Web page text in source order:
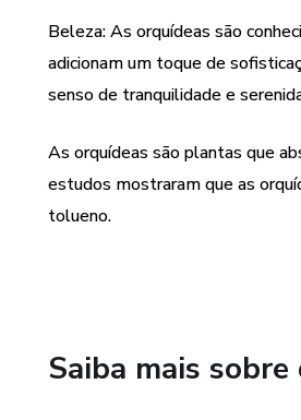
Beleza: As orquídeas são
adicionam um toque de
senso de tranquilidade e
As orquídeas são plantas que
estudos mostraram que as
tolueno.
Saiba mais